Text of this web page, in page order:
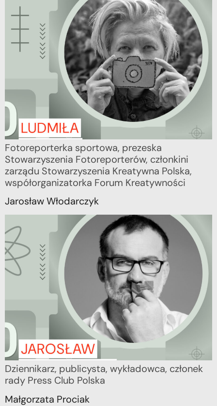
Fotoreporterka sportowa, prezeska
Stowarzyszenia Fotoreporterów, członkini
zarządu Stowarzyszenia Kreatywna Polska,
współorganizatorka Forum Kreatywności
Jarosław Włodarczyk
Dziennikarz, publicysta, wykładowca, członek
rady Press Club Polska
Małgorzata Prociak